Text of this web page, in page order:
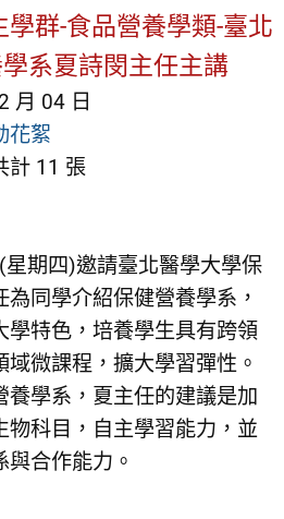
群-食品營養學類-臺北
系夏詩閔主任主講
月 04 日
花絮
計 11 張
期四)邀請臺北醫學大學保
同學介紹保健營養學系，
學特色，培養學生具有跨領
微課程，擴大學習彈性。
養學系，夏主任的建議是加
物科目，自主學習能力，並
合作能力。